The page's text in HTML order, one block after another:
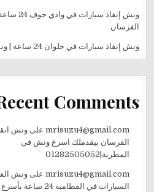
ونش إنقاذ
الفرسان
ونش إنقاذ سيارات في حلوان 24 ساعة | ونش الفرسان
Comments
mrisuzu4@gmail.comعلى ونش
الفرسان بيقدملك اسرع ونش في
المطرية|01282505052
mrisuzu4@gmail.comعلى ونش
السيارات في القطامية 24 ساعة بأسرع وصول